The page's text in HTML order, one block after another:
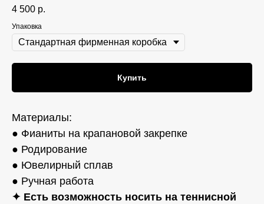
4 500 р.
Упаковка
Купить
Материалы:
● Фианиты на крапановой закрепке
● Родирование
● Ювелирный сплав
● Ручная работа
✦ Есть возможность носить на теннисной